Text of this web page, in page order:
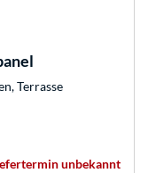
Terrasse
unbekannt